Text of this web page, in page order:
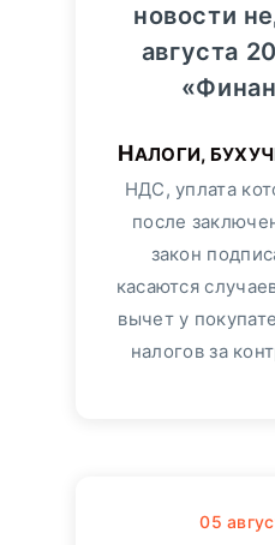
новости
августа
НАЛОГИ, БУХУЧЕТ Поправки об
НДС, уплата
после
закон
касаются
вычет у
налогов за
05